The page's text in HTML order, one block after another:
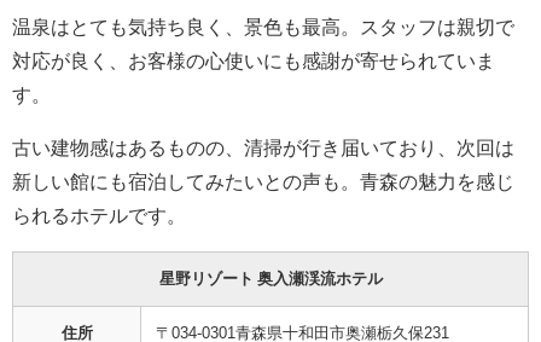
温泉はとても気持ち良く、景色も最高。スタッフは親切で
対応が良く、お客様の心使いにも感謝が寄せられていま
す。
古い建物感はあるものの、清掃が行き届いており、次回は
新しい館にも宿泊してみたいとの声も。青森の魅力を感じ
られるホテルです。
星野リゾート 奥入瀬渓流ホテル
住所 〒034-0301青森県十和田市奥瀬栃久保231